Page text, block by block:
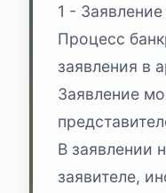
1 -
Процесс
заявления в
Заявление
В заявлении
заявителе,